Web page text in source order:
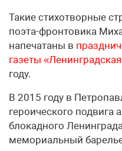
Такие стихотворные
поэта-фронтовика
напечатаны в
газеты
году.
В 2015 году в
героического подвига
блокадного
мемориальный